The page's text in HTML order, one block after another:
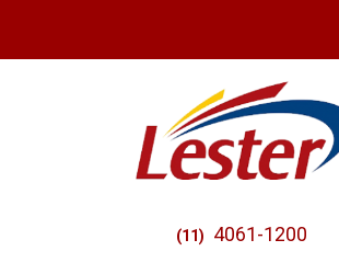
(11) 4061-1200